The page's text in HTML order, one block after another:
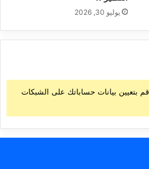
يوليو 30, 2026
بتعيين بيانات حساباتك على الشبكات